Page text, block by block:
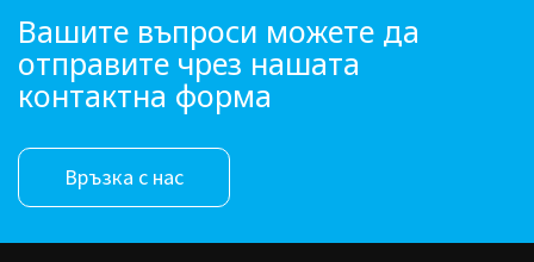
Вашите въпроси можете да
отправите чрез нашата
контактна форма
Връзка с нас